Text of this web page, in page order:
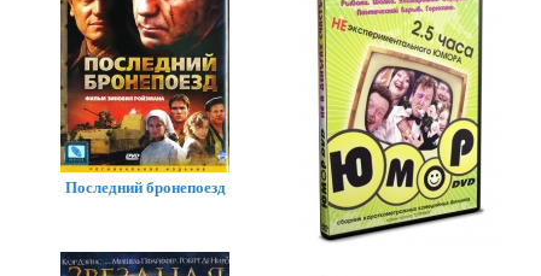
Последний бронепоезд